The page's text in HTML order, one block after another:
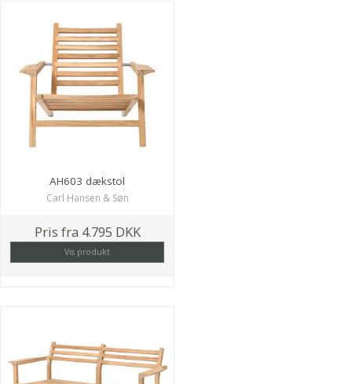
AH603 dækstol
Carl Hansen & Søn
Pris fra 4.795 DKK
Vis produkt